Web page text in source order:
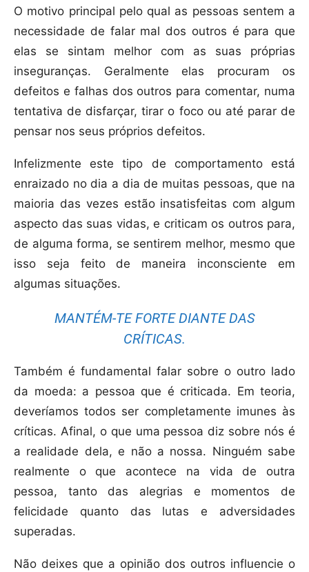
O motivo principal pelo qual as pessoas sentem a
necessidade de falar mal dos outros é para que
elas se sintam melhor com as suas próprias
inseguranças. Geralmente elas procuram os
defeitos e falhas dos outros para comentar, numa
tentativa de disfarçar, tirar o foco ou até parar de
pensar nos seus próprios defeitos.
Infelizmente este tipo de comportamento está
enraizado no dia a dia de muitas pessoas, que na
maioria das vezes estão insatisfeitas com algum
aspecto das suas vidas, e criticam os outros para,
de alguma forma, se sentirem melhor, mesmo que
isso seja feito de maneira inconsciente em
algumas situações.
MANTÉM-TE FORTE DIANTE DAS
CRÍTICAS.
Também é fundamental falar sobre o outro lado
da moeda: a pessoa que é criticada. Em teoria,
deveríamos todos ser completamente imunes às
críticas. Afinal, o que uma pessoa diz sobre nós é
a realidade dela, e não a nossa. Ninguém sabe
realmente o que acontece na vida de outra
pessoa, tanto das alegrias e momentos de
felicidade quanto das lutas e adversidades
superadas.
Não deixes que a opinião dos outros influencie o